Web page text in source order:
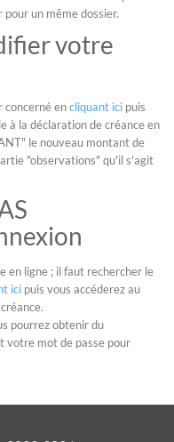
un même dossier.
votre
concerné encliquant ici puis
à la déclaration de créance en
le nouveau montant de
"observations" qu'il s'agit
en ligne ; il faut rechercher le
ici puis vous accéderez au
pourrez obtenir du
votre mot de passe pour